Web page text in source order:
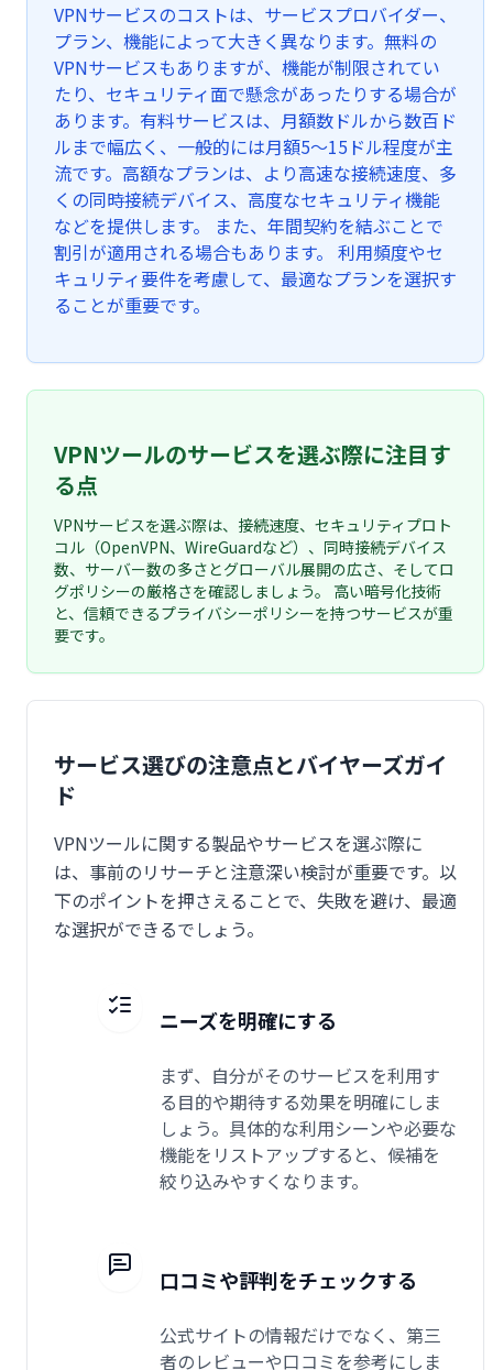
VPNサービスのコストは、サービスプロバイダー、
プラン、機能によって大きく異なります。無料の
VPNサービスもありますが、機能が制限されてい
たり、セキュリティ面で懸念があったりする場合が
あります。有料サービスは、月額数ドルから数百ド
ルまで幅広く、一般的には月額5～15ドル程度が主
流です。高額なプランは、より高速な接続速度、多
くの同時接続デバイス、高度なセキュリティ機能
などを提供します。 また、年間契約を結ぶことで
割引が適用される場合もあります。 利用頻度やセ
キュリティ要件を考慮して、最適なプランを選択す
ることが重要です。
VPNツールのサービスを選ぶ際に注目す
る点
VPNサービスを選ぶ際は、接続速度、セキュリティプロト
コル（OpenVPN、WireGuardなど）、同時接続デバイス
数、サーバー数の多さとグローバル展開の広さ、そしてロ
グポリシーの厳格さを確認しましょう。 高い暗号化技術
と、信頼できるプライバシーポリシーを持つサービスが重
要です。
サービス選びの注意点とバイヤーズガイ
ド
VPNツールに関する製品やサービスを選ぶ際に
は、事前のリサーチと注意深い検討が重要です。以
下のポイントを押さえることで、失敗を避け、最適
な選択ができるでしょう。
ニーズを明確にする
まず、自分がそのサービスを利用す
る目的や期待する効果を明確にしま
しょう。具体的な利用シーンや必要な
機能をリストアップすると、候補を
絞り込みやすくなります。
口コミや評判をチェックする
公式サイトの情報だけでなく、第三
者のレビューや口コミを参考にしま